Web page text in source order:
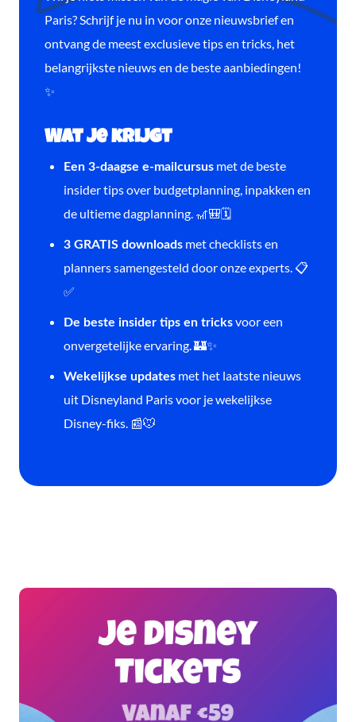
Paris? Schrijf je nu in voor onze nieuwsbrief en
ontvang de meest exclusieve tips en tricks, het
belangrijkste nieuws en de beste aanbiedingen!
✨
Wat je krijgt
Een 3-daagse e-mailcursus met de beste
insider tips over budgetplanning, inpakken en
de ultieme dagplanning. 🎢🎒🗓️
3 GRATIS downloads met checklists en
planners samengesteld door onze experts. 📋
✅
De beste insider tips en tricksvoor een
onvergetelijke ervaring. 🏰✨
Wekelijkse updates met het laatste nieuws
uit Disneyland Paris voor je wekelijkse
Disney-fiks. 📰🐭